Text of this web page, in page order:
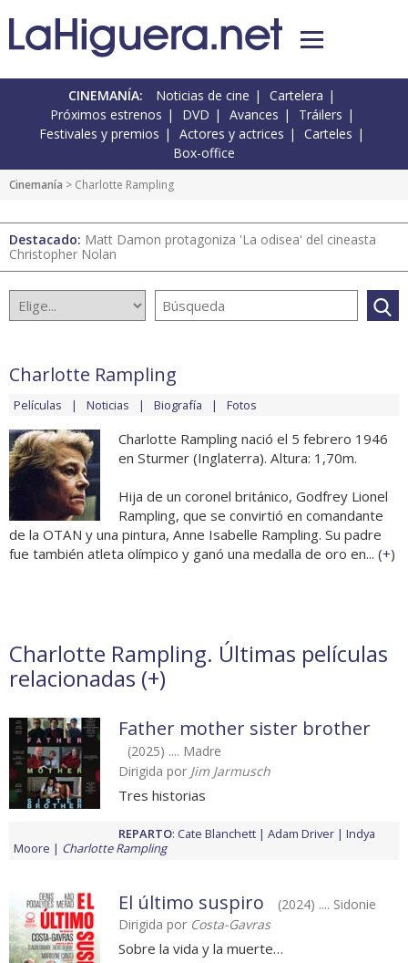
CINEMANÍA: Noticias de cine
Cartelera
Próximos estrenos
DVD Avances
Tráilers
Festivales y premios
Actores y actrices
Carteles
Box-office
Cinemanía > Charlotte Rampling
Destacado: Matt Damon protagoniza 'La odisea' del cineasta
Christopher Nolan
Charlotte Rampling
Películas Noticias Biografía Fotos
Charlotte Rampling nació el 5 febrero 1946
en Sturmer (Inglaterra). Altura: 1,70m.
Hija de un coronel británico, Godfrey Lionel
Rampling, que se convirtió en comandante
de la OTAN y una pintura, Anne Isabelle Rampling. Su padre
fue también atleta olímpico y ganó una medalla de oro en... (+)
Charlotte Rampling. Últimas películas
relacionadas (+)
Father mother sister brother
(2025) .... Madre
Dirigida por Jim Jarmusch
Tres historias
REPARTO: Cate Blanchett Adam Driver
Indya
Moore
Charlotte Rampling
El último suspiro
(2024) .... Sidonie
Dirigida por Costa-Gavras
Sobre la vida y la muerte…